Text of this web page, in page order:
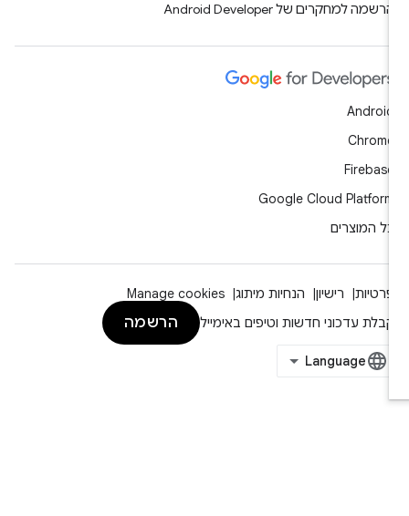
הרשמה למחקרים של Android Developer
Android
Chrome
Firebase
Google Cloud Platform
כל המוצרים
פרטיות רישיון הנחיות מיתוג
Manage cookies
קבלת עדכוני חדשות וטיפים באימייל
הרשמה